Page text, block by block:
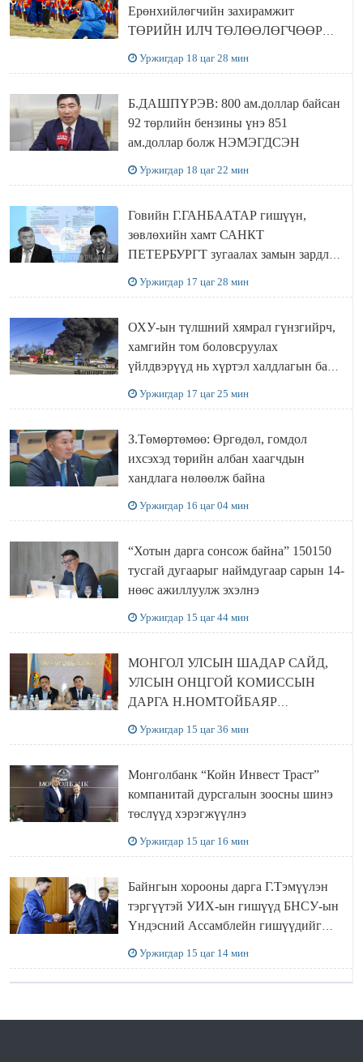
Ерөнхийлөгчийн захирамжит
ТӨРИЙН ИЛЧ ТӨЛӨӨЛӨГЧӨӨР
Уржигдар 18 цаг 28 мин
Б.ДАШПҮРЭВ: 800 ам.доллар байсан
92 төрлийн бензины үнэ 851
ам.доллар болж НЭМЭГДСЭН
Уржигдар 18 цаг 22 мин
Говийн Г.ГАНБААТАР гишүүн,
зөвлөхийн хамт САНКТ
ПЕТЕРБУРГТ зугаалах замын зардлаа
Уржигдар 17 цаг 28 мин
ОХУ-ын түлшний хямрал гүнзгийрч,
хамгийн том боловсруулах
үйлдвэрүүд нь хүртэл халдлагын бай
Уржигдар 17 цаг 25 мин
З.Төмөртөмөө: Өргөдөл, гомдол
ихсэхэд төрийн албан хаагчдын
хандлага нөлөөлж байна
Уржигдар 16 цаг 04 мин
“Хотын дарга сонсож байна” 150150
тусгай дугаарыг наймдугаар сарын 14-
нөөс ажиллуулж эхэлнэ
Уржигдар 15 цаг 44 мин
МОНГОЛ УЛСЫН ШАДАР САЙД,
УЛСЫН ОНЦГОЙ КОМИССЫН
ДАРГА Н.НОМТОЙБАЯР
Уржигдар 15 цаг 36 мин
Монголбанк “Койн Инвест Траст”
компанитай дурсгалын зоосны шинэ
төслүүд хэрэгжүүлнэ
Уржигдар 15 цаг 16 мин
Байнгын хорооны дарга Г.Тэмүүлэн
тэргүүтэй УИХ-ын гишүүд БНСУ-ын
Үндэсний Ассамблейн гишүүдийг
Уржигдар 15 цаг 14 мин